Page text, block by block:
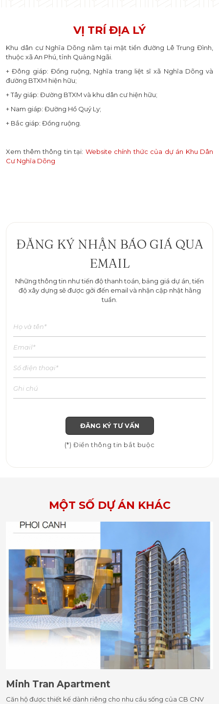
VỊ TRÍ ĐỊA LÝ
Khu dân cư Nghĩa Dõng nằm tại mặt tiền đường Lê Trung Đình,
thuộc xã An Phú, tỉnh Quảng Ngãi.
+ Đông giáp: Đồng ruộng, Nghĩa trang liệt sĩ xã Nghĩa Dõng và
đường BTXM hiện hữu;
+ Tây giáp: Đường BTXM và khu dân cư hiện hữu;
+ Nam giáp: Đường Hồ Quý Ly;
+ Bắc giáp: Đồng ruộng.
Xem thêm thông tin tại: Website chính thức của dự án Khu Dân
Cư Nghĩa Dõng
ĐĂNG KÝ NHẬN BÁO GIÁ QUA
EMAIL
Những thông tin như tiến độ thanh toán, bảng giá dự án, tiến
độ xây dựng sẽ được gởi đến email và nhận cập nhật hằng
tuần.
ĐĂNG KÝ TƯ VẤN
(*) Điền thông tin bắt buộc
MỘT SỐ DỰ ÁN KHÁC
Minh Tran Apartment
Căn hộ được thiết kế dành riêng cho nhu cầu sống của CB CNV